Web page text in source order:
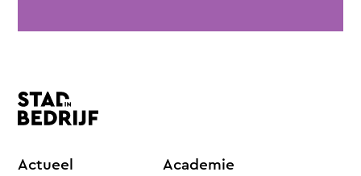
Actueel
Academie